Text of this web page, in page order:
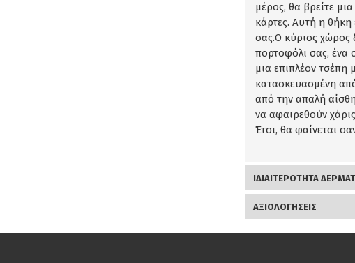
μέρος, θα βρείτε
κάρτες. Αυτή η θήκη
σας.Ο κύριος χώρος
πορτοφόλι σας, ένα
μια επιπλέον
κατασκευασμένη
από την απαλή
να αφαιρεθούν
Έτσι, θα φαίνεται
ΙΔΙΑΙΤΕΡΟΤΗΤΑ
ΑΞΙΟΛΟΓΉΣΕΙΣ